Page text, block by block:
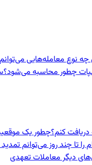
چه نوع معامله‌هایی
چطور محاسبه می‌شود؟
دریافت کنم؟چطور یک
تا چند روز می‌توانم
دیگر معاملات تعهدی